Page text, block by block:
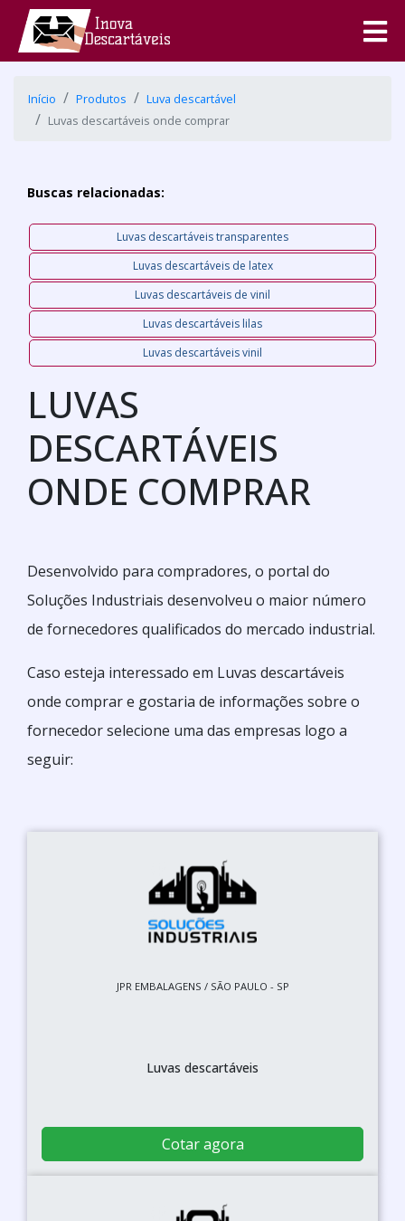
Início Produtos
Luva descartável
Luvas descartáveis onde comprar
Buscas relacionadas:
Luvas descartáveis transparentes
Luvas descartáveis de latex
Luvas descartáveis de vinil
Luvas descartáveis lilas
Luvas descartáveis vinil
LUVAS
DESCARTÁVEIS
ONDE COMPRAR
Desenvolvido para compradores, o portal do
Soluções Industriais desenvolveu o maior número
de fornecedores qualificados do mercado industrial.
Caso esteja interessado em Luvas descartáveis
onde comprar e gostaria de informações sobre o
fornecedor selecione uma das empresas logo a
seguir:
JPR EMBALAGENS / SÃO PAULO - SP
Luvas descartáveis
Cotar agora